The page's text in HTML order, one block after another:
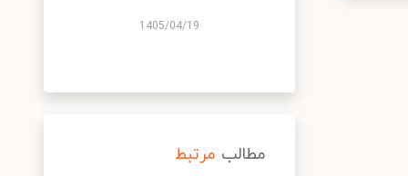
1405/04/19
مطالب مرتبط